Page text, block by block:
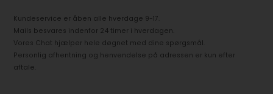
Kundeservice er åben alle hverdage 9-17.
Mails besvares indenfor 24 timer i hverdagen.
Vores Chat hjælper hele døgnet med dine spørgsmål.
Personlig afhentning og henvendelse på adressen er kun efter
aftale.